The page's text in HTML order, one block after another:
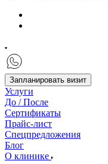
Запланировать визит
Услуги
До / После
Сертификаты
Прайс-лист
Спецпредложения
Блог
О клинике